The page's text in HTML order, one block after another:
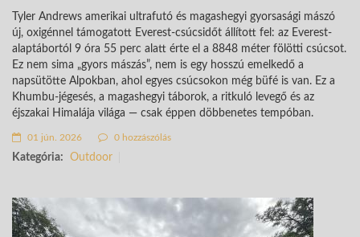
Tyler Andrews amerikai ultrafutó és magashegyi gyorsasági mászó
új, oxigénnel támogatott Everest-csúcsidőt állított fel: az Everest-
alaptábortól 9 óra 55 perc alatt érte el a 8848 méter fölötti csúcsot.
Ez nem sima „gyors mászás”, nem is egy hosszú emelkedő a
napsütötte Alpokban, ahol egyes csúcsokon még büfé is van. Ez a
Khumbu-jégesés, a magashegyi táborok, a ritkuló levegő és az
éjszakai Himalája világa — csak éppen döbbenetes tempóban.
01 jún. 2026 0 hozzászólás
Kategória: Outdoor